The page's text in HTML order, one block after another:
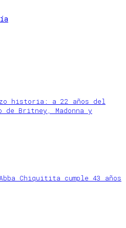
historia: a 22 años del
de Britney, Madonna y
Chiquitita cumple 43 años